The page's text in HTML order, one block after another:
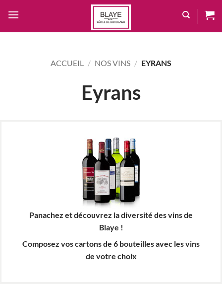
contenu
ACCUEIL / NOS VINS / EYRANS
Eyrans
Panachez et découvrez la diversité des vins de
Blaye !
Composez vos cartons de 6 bouteilles avec les vins
de votre choix